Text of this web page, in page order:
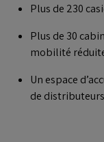
Plus de 230
Plus de 30
mobilité
Un espace
de